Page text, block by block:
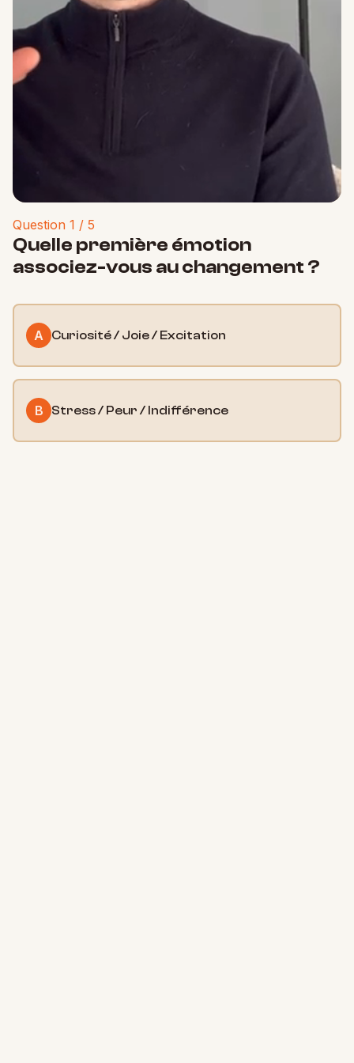
Question 1 / 5
Quelle première émotion
associez-vous au changement ?
A Curiosité / Joie / Excitation
B Stress / Peur / Indifférence